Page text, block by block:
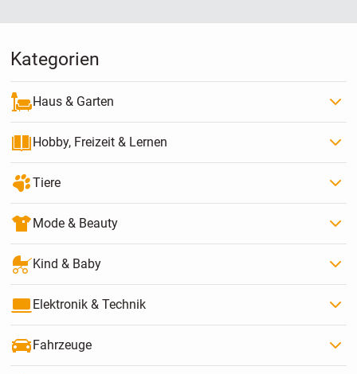
Kategorien
Haus & Garten
Hobby, Freizeit & Lernen
Tiere
Mode & Beauty
Kind & Baby
Elektronik & Technik
Fahrzeuge